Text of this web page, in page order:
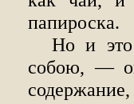
папироска.
Но и это
собою, —